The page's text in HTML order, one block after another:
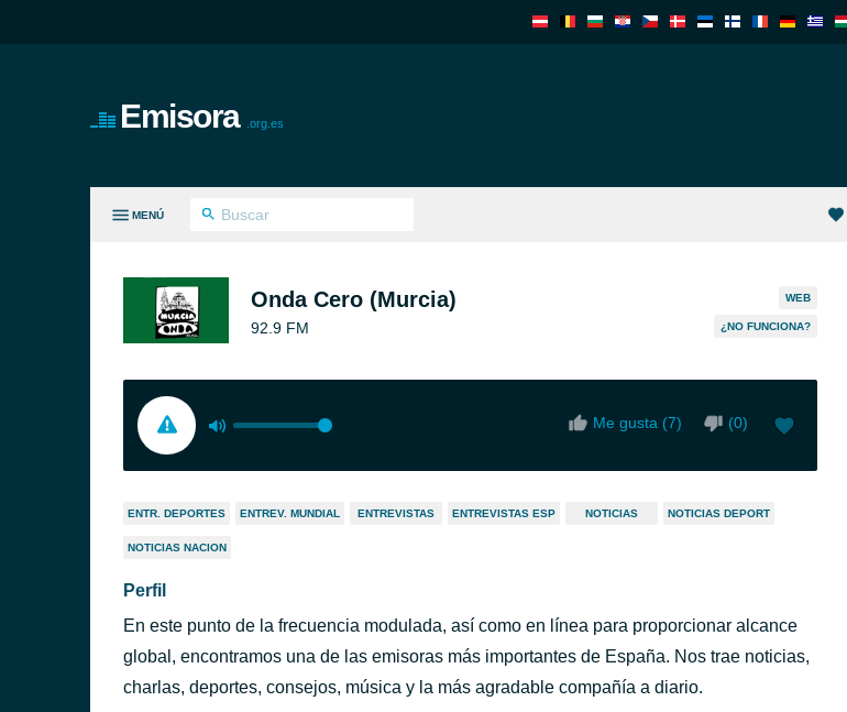
Emisora .org.es
MENÚ
Onda Cero (Murcia)
92.9 FM
WEB
¿NO FUNCIONA?
Me gusta (7) (0)
ENTR. DEPORTES ENTREV. MUNDIAL ENTREVISTAS ENTREVISTAS ESP NOTICIAS NOTICIAS DEPORT
NOTICIAS NACION
Perfil
En este punto de la frecuencia modulada, así como en línea para proporcionar alcance
global, encontramos una de las emisoras más importantes de España. Nos trae noticias,
charlas, deportes, consejos, música y la más agradable compañía a diario.